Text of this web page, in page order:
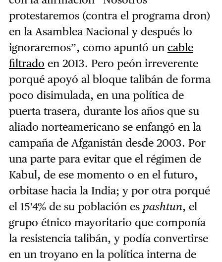
protestaremos (contra el programa dron)
en la Asamblea Nacional y después lo
ignoraremos”, como apuntó un cable
filtrado en 2013. Pero peón irreverente
porqué apoyó al bloque talibán de forma
poco disimulada, en una política de
puerta trasera, durante los años que su
aliado norteamericano se enfangó en la
campaña de Afganistán desde 2003. Por
una parte para evitar que el régimen de
Kabul, de ese momento o en el futuro,
orbitase hacia la India; y por otra porqué
el 15'4% de su población es pashtun, el
grupo étnico mayoritario que componía
la resistencia talibán, y podía convertirse
en un troyano en la política interna de